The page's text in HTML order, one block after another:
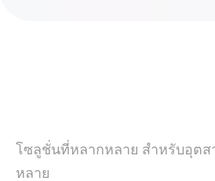
โซลูชั่นที่หลากหลาย สำหรับอุตส
หลาย